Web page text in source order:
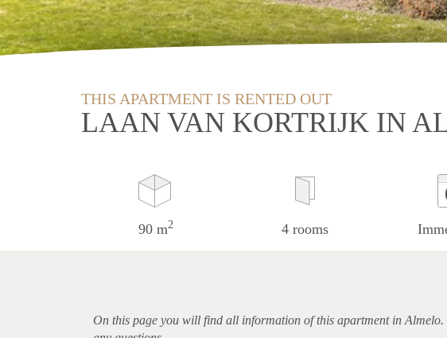
THIS APARTMENT IS RENTED OUT
LAAN VAN KORTRIJK IN
90 m2 4 rooms
On this page you will find all information of this apartmentin Almelo.